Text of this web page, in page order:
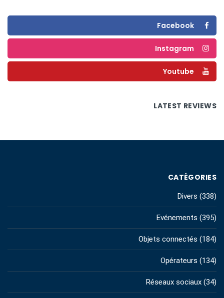
Facebook
Instagram
Youtube
LATEST REVIEWS
CATÉGORIES
Divers (338)
Evénements (395)
Objets connectés (184)
Opérateurs (134)
Réseaux sociaux (34)